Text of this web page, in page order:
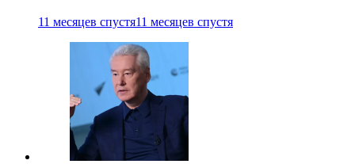
11 месяцев спустя11 месяцев спустя